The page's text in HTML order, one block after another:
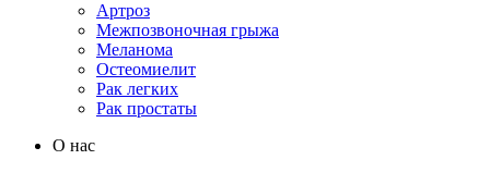
Артроз
Межпозвоночная грыжа
Меланома
Остеомиелит
Рак легких
Рак простаты
О нас